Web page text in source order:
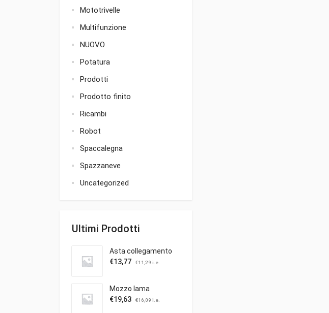
Mototrivelle
Multifunzione
NUOVO
Potatura
Prodotti
Prodotto finito
Ricambi
Robot
Spaccalegna
Spazzaneve
Uncategorized
Ultimi Prodotti
Asta collegamento
€13,77 €11,29 i.e.
Mozzo lama
€19,63 €16,09 i.e.